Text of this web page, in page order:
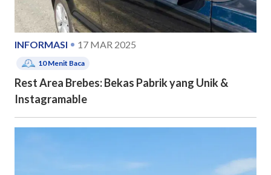
INFORMASI 17 MAR 2025
10Menit Baca
Rest Area Brebes: Bekas Pabrik yang Unik &
Instagramable